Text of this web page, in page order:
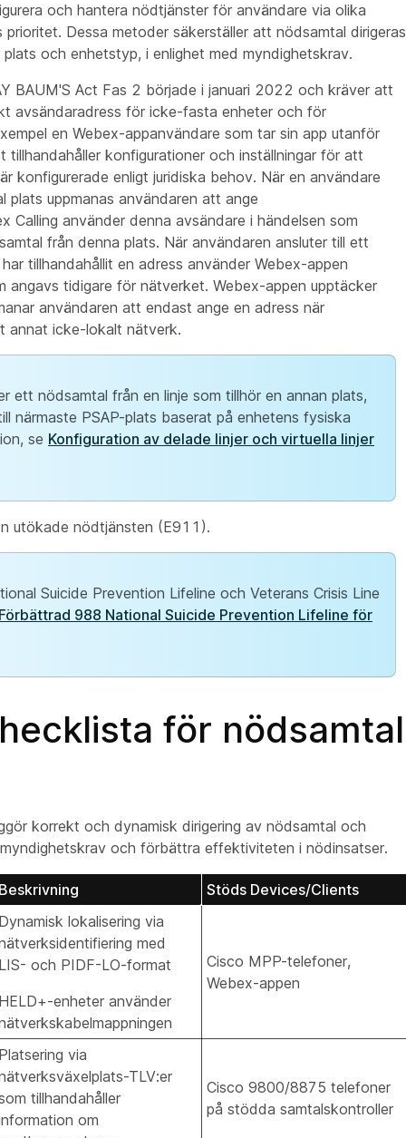
och hantera nödtjänster för användare via olika
Dessa metoder säkerställer att nödsamtal dirigeras
och enhetstyp, i enlighet med myndighetskrav.
BAUM'S Act Fas 2 började i januari 2022 och kräver att
avsändaradress för icke-fasta enheter och för
en Webex-appanvändare som tar sin app utanför
konfigurationer och inställningar för att
konfigurerade enligt juridiska behov. När en användare
plats uppmanas användaren att ange
Calling använder denna avsändare i händelsen som
från denna plats. När användaren ansluter till ett
tillhandahållit en adress använder Webex-appen
angavs tidigare för nätverket. Webex-appen upptäcker
användaren att endast ange en adress när
annat icke-lokalt nätverk.
ett nödsamtal från en linje som tillhör en annan plats,
närmaste PSAP-plats baserat på enhetens fysiska
se Konfiguration av delade linjer och virtuella linjer
utökade nödtjänsten (E911).
Suicide Prevention Lifeline och Veterans Crisis Line
Förbättrad 988 National Suicide Prevention Lifeline för
för nödsamtal
korrekt och dynamisk dirigering av nödsamtal och
och förbättra effektiviteten i nödinsatser.
Beskrivning Stöds Devices/Clients
Dynamisk lokalisering via
med
LIS- och PIDF-LO-format
HELD+-enheter använder
Cisco MPP-telefoner,
Webex-appen
Platsering via
TLV:er
tillhandahåller
om
Cisco 9800/8875 telefoner
på stödda samtalskontroller